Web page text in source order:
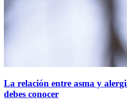
La relación entre asma y
debes conocer